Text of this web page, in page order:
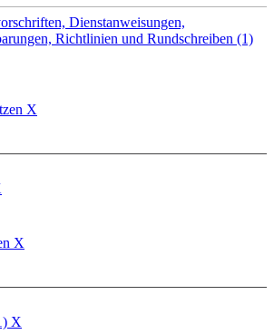
Dienstanweisungen,
Richtlinien und Rundschreiben (1)
X
X
X